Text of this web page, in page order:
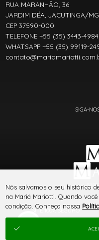
SITE 100% SEGURO
RUA MARANHÃO, 36
JARDIM DÉA, JACUTINGA/MG
CEP 37590-000
TELEFONE +55 (35) 3443-4984
WHATSAPP +55 (35) 99119-
®
Nós salvamos o seu histórico
na Mariá Mariotti. Quando
condição. Conheça nossa